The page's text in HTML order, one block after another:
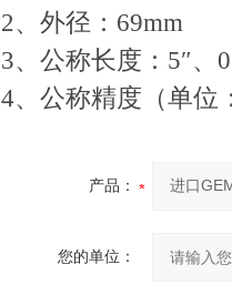
2、外径：69mm
3、公称长度：5″、
4、公称精度（单
产品：
您的单位：